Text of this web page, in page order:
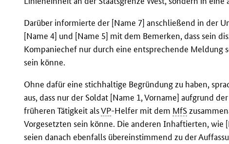
Darüber informierte der [Name 7] anschließend in der
[Name 4] und [Name 5] mit dem Bemerken, dass sein
Kompaniechef nur durch eine entsprechende Meldung
sein könne.
Ohne dafür eine stichhaltige Begründung zu haben,
aus, dass nur der Soldat [Name 1, Vorname] aufgrund
früheren Tätigkeit alsVP-Helfer mit dem MfS
Vorgesetzten sein könne. Die anderen Inhaftierten, wie
seien danach ebenfalls übereinstimmend zu der